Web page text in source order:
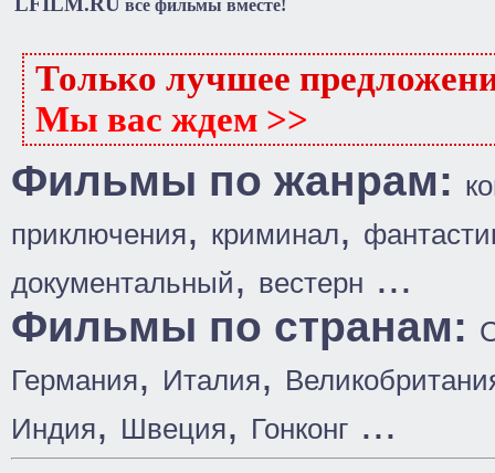
все фильмы вместе!
Только лучшее
Мы вас ждем >>
Фильмы по жанрам:
приключения, криминал,
документальный, вестерн ...
Фильмы по странам:
Германия, Италия,
Индия, Швеция, Гонконг ...